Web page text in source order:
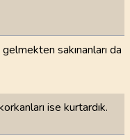
sakınanları da
ise kurtardık.